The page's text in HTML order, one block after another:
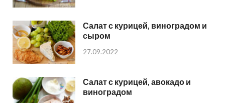
Салат с курицей, виноградом и
сыром
27.09.2022
Салат с курицей, авокадо и
виноградом